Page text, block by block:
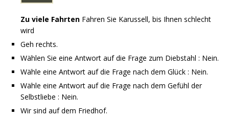
Zu viele Fahrten Fahren Sie Karussell, bis Ihnen schlecht
wird
Geh rechts.
Wählen Sie eine Antwort auf die Frage zum Diebstahl : Nein.
Wähle eine Antwort auf die Frage nach dem Glück : Nein.
Wähle eine Antwort auf die Frage nach dem Gefühl der
Selbstliebe : Nein.
Wir sind auf dem Friedhof.